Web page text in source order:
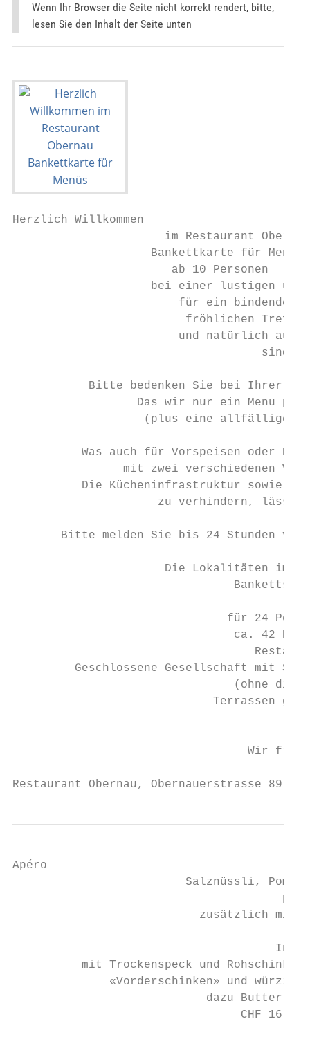
Wenn Ihr Browser die Seite nicht korrekt rendert, bitte,
lesen Sie den Inhalt der Seite unten
Herzlich Willkommen
                      im Restaurant Obernau
                    Bankettkarte für Menüs
                       ab 10 Personen
bei einer lustigen
für ein bindendes
fröhlichen
und natürlich auch
sind
Bitte bedenken Sie bei Ihrer
Das wir nur ein Menu
(plus eine allfällige
Was auch für Vorspeisen oder
mit zwei verschiedenen
Die Kücheninfrastruktur sowie
zu verhindern, lässt
Bitte melden Sie bis 24 Stunden
Die Lokalitäten im
für 24
ca. 42
Geschlossene Gesellschaft mit
(ohne die
Terrassen
Wir
Restaurant Obernau, Obernauerstrasse 89,
Apéro
Salznüssli,
pro
zusätzlich mit
mit Trockenspeck und
«Vorderschinken» und
dazu Butter
CHF 16.00